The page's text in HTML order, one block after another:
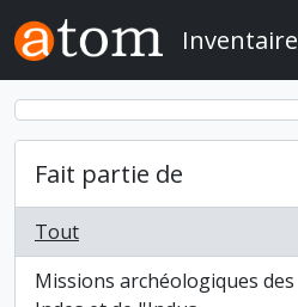
Skip to main content
Fait partie de
Tout
Missions archéologiques des